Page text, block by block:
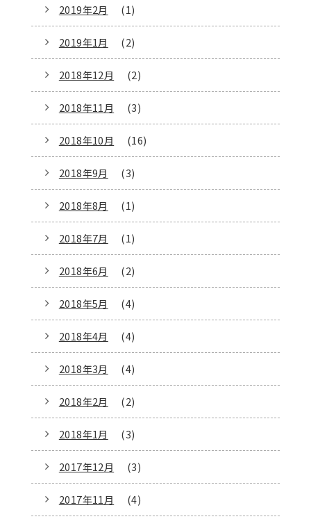
2019年2月 (1)
2019年1月 (2)
2018年12月 (2)
2018年11月 (3)
2018年10月 (16)
2018年9月 (3)
2018年8月 (1)
2018年7月 (1)
2018年6月 (2)
2018年5月 (4)
2018年4月 (4)
2018年3月 (4)
2018年2月 (2)
2018年1月 (3)
2017年12月 (3)
2017年11月 (4)